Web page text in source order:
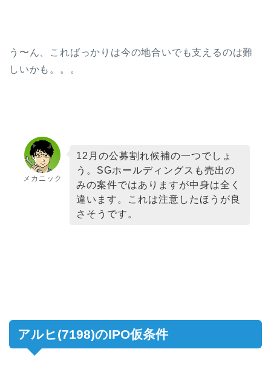
う〜ん、こればっかりは今の地合いでも支えるのは難
しいかも。。。
メカニック
12月の公募割れ候補の一つでしょ
う。SGホールディングスも売出の
みの案件ではありますが中身は全く
違います。これは注意したほうが良
さそうです。
アルヒ(7198)のIPO仮条件